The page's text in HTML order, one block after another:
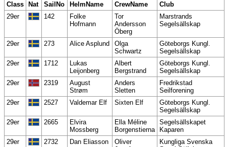
Class Nat SailNo HelmName CrewName
Club
29er
142
Folke
Hofmann
Tor
Andersson
Öberg
Marstrands
Segelsällskap
29er 273 Alice Asplund
Olga
Schwartz
Göteborgs Kungl.
Segelsällskap
29er
1712
Lukas
Leijonberg
Albert
Bergstrand
Göteborgs Kungl.
Segelsällskap
29er
2319
August
Strøm
Anders
Sletten
Fredrikstad
Seilforening
29er
2527 Valdemar Elf Sixten Elf
Göteborgs Kungl.
Segelsällskap
29er
2665
Elvira
Mossberg
Ella Méline
Borgenstierna
Segelsällskapet
Kaparen
29er
2732 Dan Eliasson
Oliver
Kungliga Svenska